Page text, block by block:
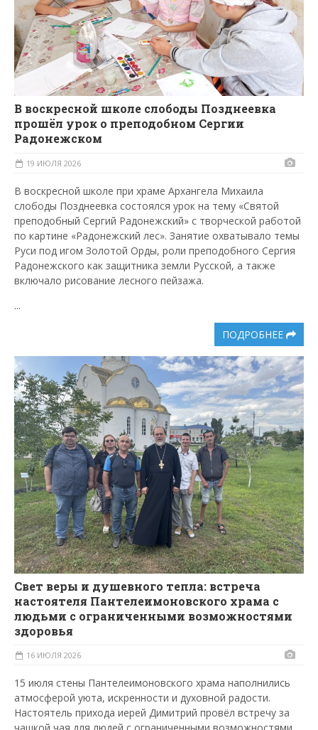
В воскресной школе слободы Позднеевка
прошёл урок о преподобном Сергии
Радонежском
19 ИЮЛЯ 2026
В воскресной школе при храме Архангела Михаила
слободы Позднеевка состоялся урок на тему «Святой
преподобный Сергий Радонежский» с творческой работой
по картине «Радонежский лес». Занятие охватывало темы
Руси под игом Золотой Орды, роли преподобного Сергия
Радонежского как защитника земли Русской, а также
включало рисование лесного пейзажа.
...
ПОДРОБНЕЕ
Свет веры и душевного тепла: встреча
настоятеля Пантелеимоновского храма с
людьми с ограниченными возможностями
здоровья
16 ИЮЛЯ 2026
15 июля стены Пантелеимоновского храма наполнились
атмосферой уюта, искренности и духовной радости.
Настоятель прихода иерей Димитрий провёл встречу за